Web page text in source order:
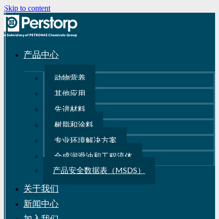
Skip to content
产品中心
动物营养
其他应用
先进材料
树脂和涂料
专业环境解决方案
合成润滑油和工程流体
产品安全数据表（MSDS）
关于我们
新闻中心